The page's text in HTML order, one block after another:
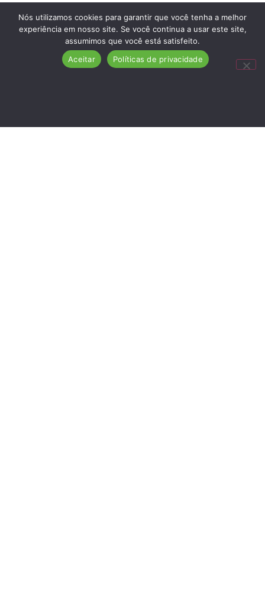
Nós utilizamos cookies para garantir que você tenha a melhor
experiência em nosso site. Se você continua a usar este site,
assumimos que você está satisfeito.
Aceitar
Políticas de privacidade